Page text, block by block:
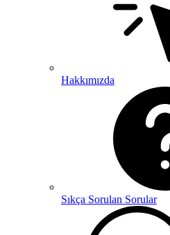
Hakkımızda
Sıkça Sorulan Sorular